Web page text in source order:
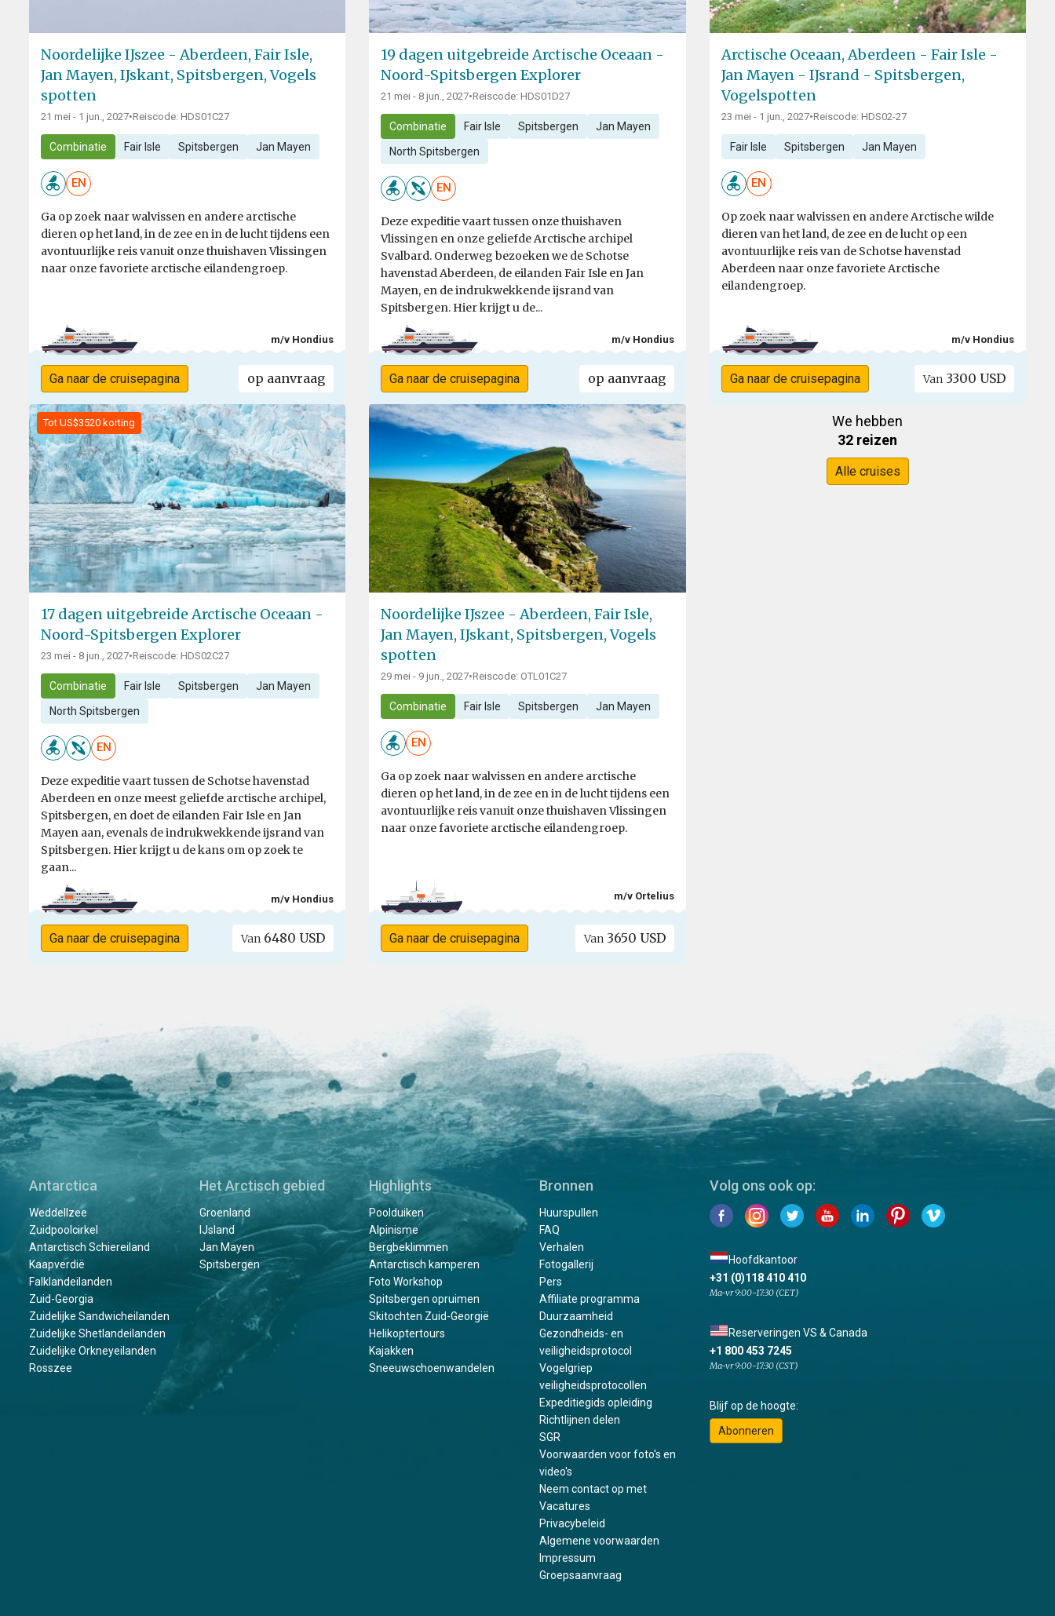
Noordelijke IJszee - Aberdeen, Fair Isle,
Jan Mayen, IJskant, Spitsbergen, Vogels
spotten
21 mei - 1 jun., 2027•Reiscode: HDS01C27
Combinatie Fair Isle Spitsbergen Jan Mayen
EN
Ga op zoek naar walvissen en andere arctische
dieren op het land, in de zee en in de lucht tijdens een
avontuurlijke reis vanuit onze thuishaven Vlissingen
naar onze favoriete arctische eilandengroep.
m/v Hondius
Ga naar de cruisepagina op aanvraag
19 dagen uitgebreide Arctische Oceaan -
Noord-Spitsbergen Explorer
21 mei - 8 jun., 2027•Reiscode: HDS01D27
Combinatie Fair Isle Spitsbergen Jan Mayen
North Spitsbergen
EN
Deze expeditie vaart tussen onze thuishaven
Vlissingen en onze geliefde Arctische archipel
Svalbard. Onderweg bezoeken we de Schotse
havenstad Aberdeen, de eilanden Fair Isle en Jan
Mayen, en de indrukwekkende ijsrand van
Spitsbergen. Hier krijgt u de...
m/v Hondius
Ga naar de cruisepagina op aanvraag
Arctische Oceaan, Aberdeen - Fair Isle -
Jan Mayen - IJsrand - Spitsbergen,
Vogelspotten
23 mei - 1 jun., 2027•Reiscode: HDS02-27
Fair Isle Spitsbergen Jan Mayen
EN
Op zoek naar walvissen en andere Arctische wilde
dieren van het land, de zee en de lucht op een
avontuurlijke reis van de Schotse havenstad
Aberdeen naar onze favoriete Arctische
eilandengroep.
m/v Hondius
Ga naar de cruisepagina Van 3300 USD
Tot US$3520 korting
17 dagen uitgebreide Arctische Oceaan -
Noord-Spitsbergen Explorer
23 mei - 8 jun., 2027•Reiscode: HDS02C27
Combinatie Fair Isle Spitsbergen Jan Mayen
North Spitsbergen
EN
Deze expeditie vaart tussen de Schotse havenstad
Aberdeen en onze meest geliefde arctische archipel,
Spitsbergen, en doet de eilanden Fair Isle en Jan
Mayen aan, evenals de indrukwekkende ijsrand van
Spitsbergen. Hier krijgt u de kans om op zoek te
gaan...
m/v Hondius
Ga naar de cruisepagina Van 6480 USD
Noordelijke IJszee - Aberdeen, Fair Isle,
Jan Mayen, IJskant, Spitsbergen, Vogels
spotten
29 mei - 9 jun., 2027•Reiscode: OTL01C27
Combinatie Fair Isle Spitsbergen Jan Mayen
EN
Ga op zoek naar walvissen en andere arctische
dieren op het land, in de zee en in de lucht tijdens een
avontuurlijke reis vanuit onze thuishaven Vlissingen
naar onze favoriete arctische eilandengroep.
m/v Ortelius
Ga naar de cruisepagina Van 3650 USD
We hebben
32 reizen
Alle cruises
Antarctica
Weddellzee
Zuidpoolcirkel
Antarctisch Schiereiland
Kaapverdië
Falklandeilanden
Zuid-Georgia
Zuidelijke Sandwicheilanden
Zuidelijke Shetlandeilanden
Zuidelijke Orkneyeilanden
Rosszee
Het Arctisch gebied
Groenland
IJsland
Jan Mayen
Spitsbergen
Highlights
Poolduiken
Alpinisme
Bergbeklimmen
Antarctisch kamperen
Foto Workshop
Spitsbergen opruimen
Skitochten Zuid-Georgië
Helikoptertours
Kajakken
Sneeuwschoenwandelen
Bronnen
Huurspullen
FAQ
Verhalen
Fotogallerij
Pers
Affiliate programma
Duurzaamheid
Gezondheids- en
veiligheidsprotocol
Vogelgriep
veiligheidsprotocollen
Expeditiegids opleiding
Richtlijnen delen
SGR
Voorwaarden voor foto's en
video's
Neem contact op met
Vacatures
Privacybeleid
Algemene voorwaarden
Impressum
Groepsaanvraag
Volg ons ook op:
Hoofdkantoor
+31 (0)118 410 410
Ma-vr 9:00-17:30 (CET)
Reserveringen VS & Canada
+1 800 453 7245
Ma-vr 9:00-17:30 (CST)
Blijf op de hoogte:
Abonneren